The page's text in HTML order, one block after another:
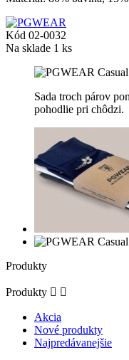
Kód 02-0032
Na sklade 1 ks
Sada troch párov
pohodlie pri chôdzi.
Produkty
Produkty  
Akcia
Nové produkty
Najpredávanejšie